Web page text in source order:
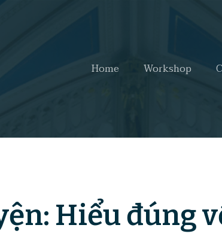
Home Workshop
Hiểu đúng